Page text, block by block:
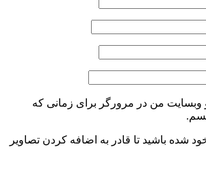
و وبسایت من در مرورگر برای زمانی که
شده باشید تا قادر به اضافه کردن تصاویر